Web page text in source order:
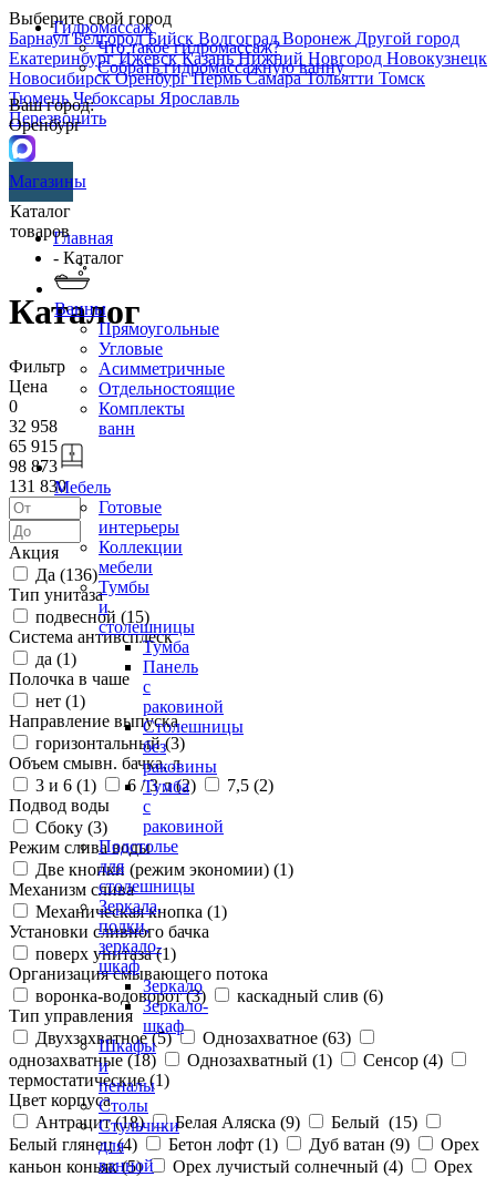
Выберите свой город
БарнаулБелгородБийск ВолгоградВоронеж Другой город
ЕкатеринбургИжевскКазаньНижний Новгород Новокузнецк
НовосибирскОренбургПермьСамараТольятти Томск
ТюменьЧебоксары Ярославль
Перезвонить
Гидромассаж
Что такое гидромассаж?
Собрать гидромассажную ванну
Ваш город:
Оренбург
Магазины
Каталог
товаров
Ванны
Прямоугольные
Угловые
Асимметричные
Отдельностоящие
Комплекты
ванн
Мебель
Готовые
интерьеры
Коллекции
мебели
Тумбы
и
столешницы
Тумба
Панель
с
раковиной
Столешницы
без
раковины
Тумба
с
раковиной
Подстолье
для
столешницы
Зеркала,
полки,
зеркало-
шкаф
Зеркало
Зеркало-
шкаф
Шкафы
и
пеналы
Столы
Стульчики
для
ванной
Главная
- Каталог
Каталог
Фильтр
Цена
0
32 958
65 915
98 873
131 830
Акция
Да (136)
Тип унитаза
подвесной (15)
Система антивсплеск
да (1)
Полочка в чаше
нет (1)
Направление выпуска
горизонтальный (3)
Объем смывн. бачка, л
3 и 6 (1) 6 / 3 л (2) 7,5 (2)
Подвод воды
Сбоку (3)
Режим слива воды
Две кнопки (режим экономии) (1)
Механизм слива
Механическая кнопка (1)
Установки сливного бачка
поверх унитаза (1)
Организация смывающего потока
воронка-водоворот (3) каскадный слив (6)
Тип управления
Двухзахватное (5) Однозахватное (63)
однозахватные (18) Однозахватный (1) Сенсор (4)
термостатические (1)
Цвет корпуса
Антрацит (18) Белая Аляска (9) Белый (15)
Белый глянец (4) Бетон лофт (1) Дуб ватан (9)
Орех
каньон коньяк (5) Орех лучистый солнечный (4)
Орех